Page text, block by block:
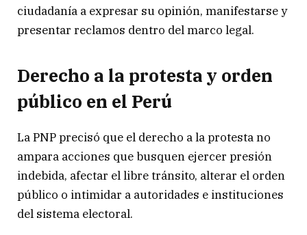
ciudadanía a expresar su opinión, manifestarse y
presentar reclamos dentro del marco legal.
Derecho a la protesta y orden
público en el Perú
La PNP precisó que el derecho a la protesta no
ampara acciones que busquen ejercer presión
indebida, afectar el libre tránsito, alterar el orden
público o intimidar a autoridades e instituciones
del sistema electoral.